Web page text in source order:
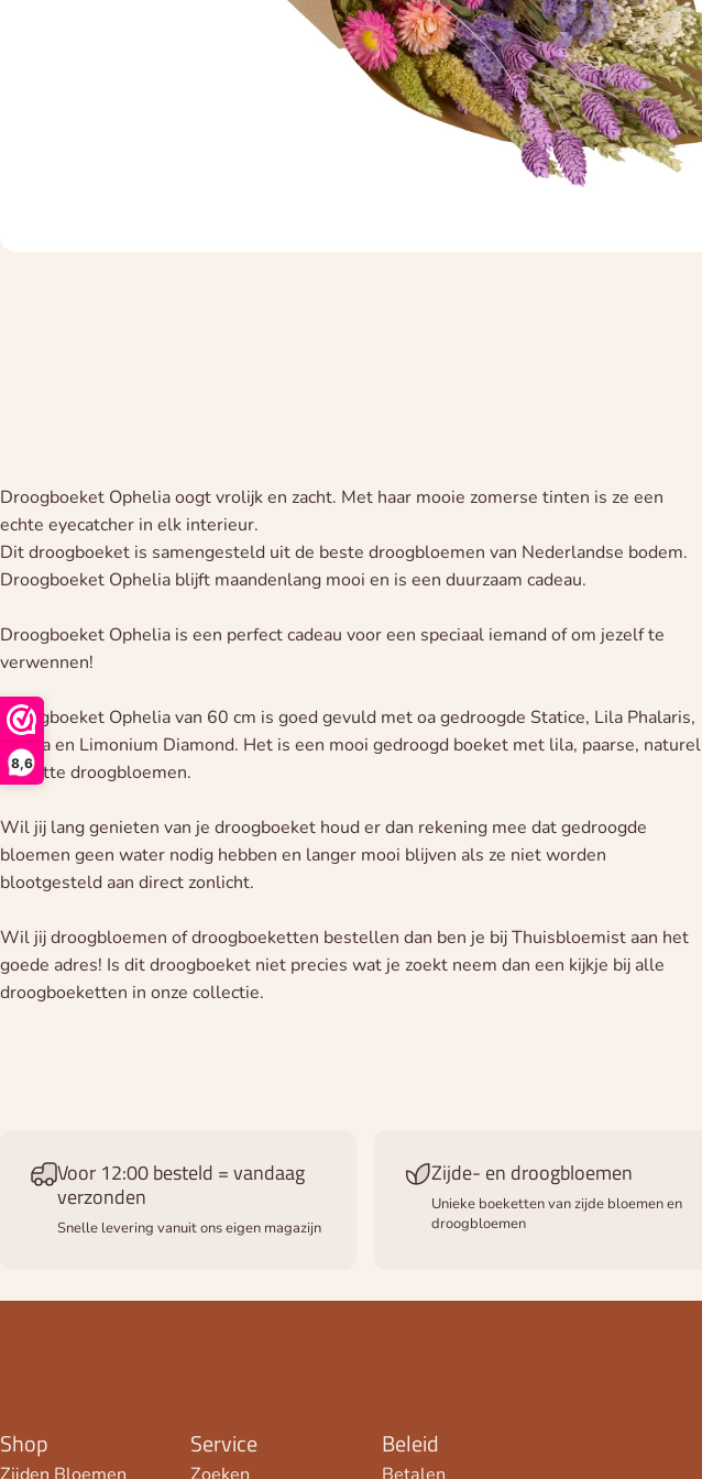
8,6
Droogboeket Ophelia oogt vrolijk en zacht. Met haar mooie zomerse tinten is ze een
echte eyecatcher in elk interieur.
Dit droogboeket is samengesteld uit de beste droogbloemen van Nederlandse bodem.
Droogboeket Ophelia blijft maandenlang mooi en is een duurzaam cadeau.
Droogboeket Ophelia is een perfect cadeau voor een speciaal iemand of om jezelf te
verwennen!
Droogboeket Ophelia van 60 cm is goed gevuld met oa gedroogde Statice, Lila Phalaris,
Avena en Limonium Diamond. Het is een mooi gedroogd boeket met lila, paarse, naturel
en witte droogbloemen.
Wil jij lang genieten van je droogboeket houd er dan rekening mee dat gedroogde
bloemen geen water nodig hebben en langer mooi blijven als ze niet worden
blootgesteld aan direct zonlicht.
Wil jij droogbloemen of droogboeketten bestellen dan ben je bij Thuisbloemist aan het
goede adres! Is dit droogboeket niet precies wat je zoekt neem dan een kijkje bij alle
droogboeketten in onze collectie.
Voor 12:00 besteld = vandaag
verzonden
Snelle levering vanuit ons eigen magazijn
Zijde- en droogbloemen
Unieke boeketten van zijde bloemen en
droogbloemen
Shop
Zijden Bloemen
Service
Zoeken
Beleid
Betalen